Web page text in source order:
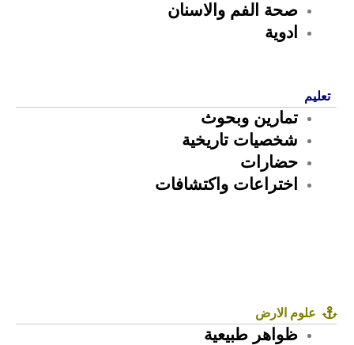
صحة الفم والاسنان
ادوية
تعليم
تمارين وبحوث
شخصيات تاريخية
حضارات
اختراعات واكتشافات
علوم الارض
ظواهر طبيعية